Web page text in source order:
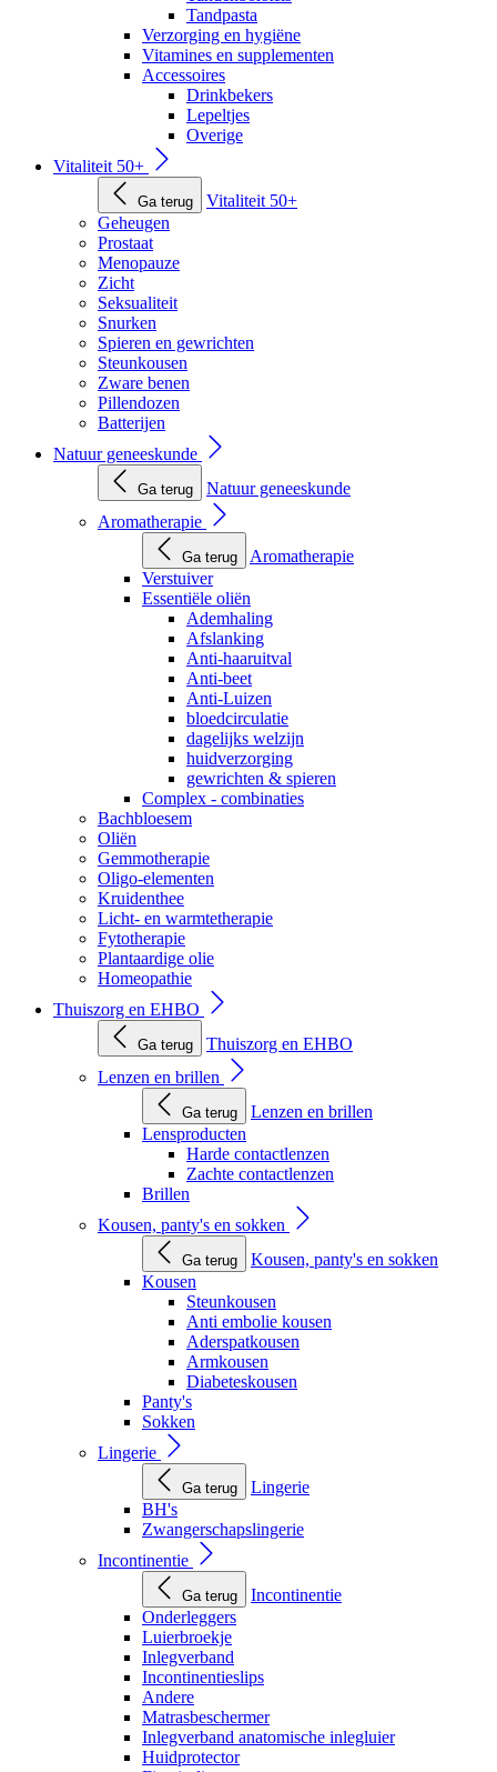
Tandpasta
Verzorging en hygiëne
Vitamines en supplementen
Accessoires
Drinkbekers
Lepeltjes
Overige
Vitaliteit 50+
Ga terug
Vitaliteit 50+
Geheugen
Prostaat
Menopauze
Zicht
Seksualiteit
Snurken
Spieren en gewrichten
Steunkousen
Zware benen
Pillendozen
Batterijen
Natuur geneeskunde
Ga terug
Natuur geneeskunde
Aromatherapie
Ga terug
Aromatherapie
Verstuiver
Essentiële oliën
Ademhaling
Afslanking
Anti-haaruitval
Anti-beet
Anti-Luizen
bloedcirculatie
dagelijks welzijn
huidverzorging
gewrichten & spieren
Complex - combinaties
Bachbloesem
Oliën
Gemmotherapie
Oligo-elementen
Kruidenthee
Licht- en warmtetherapie
Fytotherapie
Plantaardige olie
Homeopathie
Thuiszorg en EHBO
Ga terug
Thuiszorg en EHBO
Lenzen en brillen
Ga terug
Lenzen en brillen
Lensproducten
Harde contactlenzen
Zachte contactlenzen
Brillen
Kousen, panty's en sokken
Ga terug
Kousen, panty's en sokken
Kousen
Steunkousen
Anti embolie kousen
Aderspatkousen
Armkousen
Diabeteskousen
Panty's
Sokken
Lingerie
Ga terug
Lingerie
BH's
Zwangerschapslingerie
Incontinentie
Ga terug
Incontinentie
Onderleggers
Luierbroekje
Inlegverband
Incontinentieslips
Andere
Matrasbeschermer
Inlegverband anatomische inlegluier
Huidprotector